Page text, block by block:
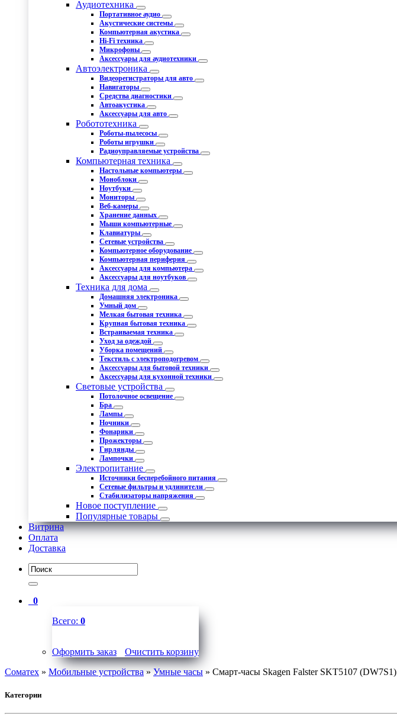
Аудиотехника
Портативное аудио
Акустические системы
Компьютерная акустика
Hi-Fi техника
Микрофоны
Аксессуары для аудиотехники
Автоэлектроника
Видеорегистраторы для авто
Навигаторы
Средства диагностики
Автоакустика
Аксессуары для авто
Робототехника
Роботы-пылесосы
Роботы игрушки
Радиоуправляемые устройства
Компьютерная техника
Настольные компьютеры
Моноблоки
Ноутбуки
Мониторы
Веб-камеры
Хранение данных
Мыши компьютерные
Клавиатуры
Сетевые устройства
Компьютерное оборудование
Компьютерная периферия
Аксессуары для компьютера
Аксессуары для ноутбуков
Техника для дома
Домашняя электроника
Умный дом
Мелкая бытовая техника
Крупная бытовая техника
Встраиваемая техника
Уход за одеждой
Уборка помещений
Текстиль с электроподогревом
Аксессуары для бытовой техники
Аксессуары для кухонной техники
Световые устройства
Потолочное освещение
Бра
Лампы
Ночники
Фонарики
Прожекторы
Гирлянды
Лампочки
Электропитание
Источники бесперебойного питания
Сетевые фильтры и удлинители
Стабилизаторы напряжения
Новое поступление
Популярные товары
Витрина
Оплата
Доставка
0
Всего: 0
Оформить заказ
Очистить корзину
Соматех » Мобильные устройства»Умные часы » Смарт-часы Skagen Falster SKT5107 (DW7S1)
Категории